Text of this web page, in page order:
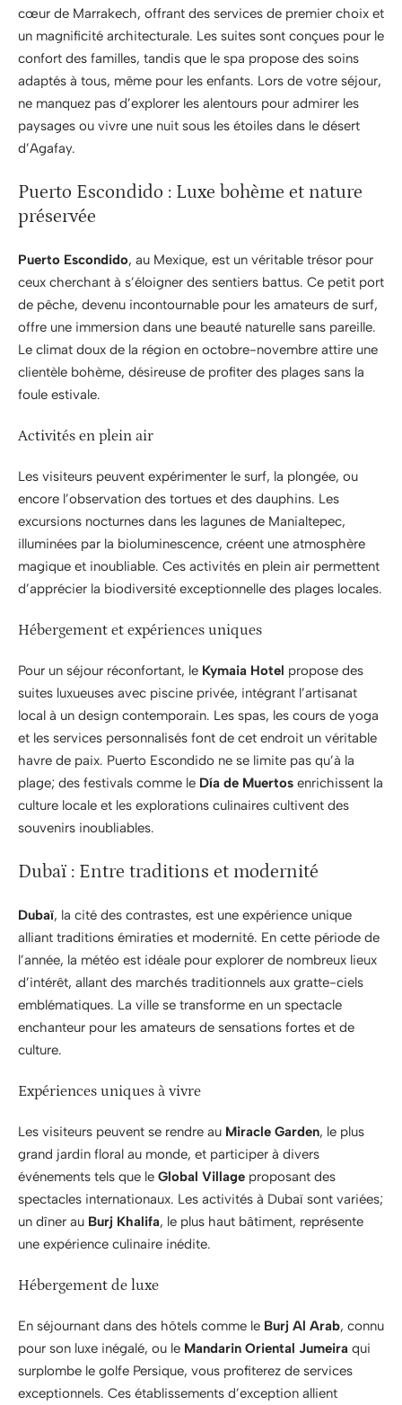
cœur de Marrakech, offrant des services de premier choix et
un magnificité architecturale. Les suites sont conçues pour le
confort des familles, tandis que le spa propose des soins
adaptés à tous, même pour les enfants. Lors de votre séjour,
ne manquez pas d’explorer les alentours pour admirer les
paysages ou vivre une nuit sous les étoiles dans le désert
d’Agafay.
Puerto Escondido : Luxe bohème et nature
préservée
Puerto Escondido, au Mexique, est un véritable trésor pour
ceux cherchant à s’éloigner des sentiers battus. Ce petit port
de pêche, devenu incontournable pour les amateurs de surf,
offre une immersion dans une beauté naturelle sans pareille.
Le climat doux de la région en octobre-novembre attire une
clientèle bohème, désireuse de profiter des plages sans la
foule estivale.
Activités en plein air
Les visiteurs peuvent expérimenter le surf, la plongée, ou
encore l’observation des tortues et des dauphins. Les
excursions nocturnes dans les lagunes de Manialtepec,
illuminées par la bioluminescence, créent une atmosphère
magique et inoubliable. Ces activités en plein air permettent
d’apprécier la biodiversité exceptionnelle des plages locales.
Hébergement et expériences uniques
Pour un séjour réconfortant, le Kymaia Hotel propose des
suites luxueuses avec piscine privée, intégrant l’artisanat
local à un design contemporain. Les spas, les cours de yoga
et les services personnalisés font de cet endroit un véritable
havre de paix. Puerto Escondido ne se limite pas qu’à la
plage; des festivals comme le Día de Muertos enrichissent la
culture locale et les explorations culinaires cultivent des
souvenirs inoubliables.
Dubaï : Entre traditions et modernité
Dubaï, la cité des contrastes, est une expérience unique
alliant traditions émiraties et modernité. En cette période de
l’année, la météo est idéale pour explorer de nombreux lieux
d’intérêt, allant des marchés traditionnels aux gratte-ciels
emblématiques. La ville se transforme en un spectacle
enchanteur pour les amateurs de sensations fortes et de
culture.
Expériences uniques à vivre
Les visiteurs peuvent se rendre au Miracle Garden, le plus
grand jardin floral au monde, et participer à divers
événements tels que le Global Village proposant des
spectacles internationaux. Les activités à Dubaï sont variées;
un dîner au Burj Khalifa, le plus haut bâtiment, représente
une expérience culinaire inédite.
Hébergement de luxe
En séjournant dans des hôtels comme le Burj Al Arab, connu
pour son luxe inégalé, ou le Mandarin Oriental Jumeira qui
surplombe le golfe Persique, vous profiterez de services
exceptionnels. Ces établissements d’exception allient